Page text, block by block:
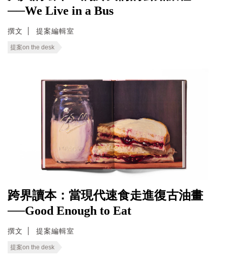
──We Live in a Bus
撰文 提案編輯室
提案on the desk
跨界讀本：當現代速食走進復古油畫
──Good Enough to Eat
撰文 提案編輯室
提案on the desk